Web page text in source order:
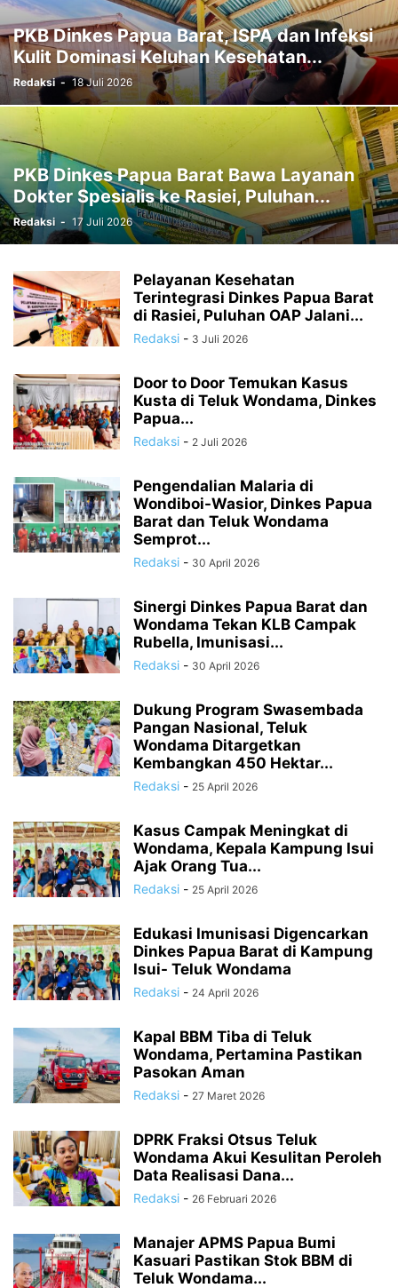
RELIGI SOCCER SORONG SORONG SELATAN SOSIAL
SPORTS STTP MANOKWARI SUARA DARI KAMPUNG SUPIORI
TAK BERKATEGORI TAMBRAUW TEKNOLOGI TELUK BINTUNI
TELUK WONDAMA TIMIKA VIDEO WAMENA
PKB Dinkes Papua Barat, ISPA dan Infeksi
Kulit Dominasi Keluhan Kesehatan...
Redaksi - 18 Juli 2026
PKB Dinkes Papua Barat Bawa Layanan
Dokter Spesialis ke Rasiei, Puluhan...
Redaksi - 17 Juli 2026
Pelayanan Kesehatan
Terintegrasi Dinkes Papua Barat
di Rasiei, Puluhan OAP Jalani...
Redaksi - 3 Juli 2026
Door to Door Temukan Kasus
Kusta di Teluk Wondama, Dinkes
Papua...
Redaksi - 2 Juli 2026
Pengendalian Malaria di
Wondiboi-Wasior, Dinkes Papua
Barat dan Teluk Wondama
Semprot...
Redaksi - 30 April 2026
Sinergi Dinkes Papua Barat dan
Wondama Tekan KLB Campak
Rubella, Imunisasi...
Redaksi - 30 April 2026
Dukung Program Swasembada
Pangan Nasional, Teluk
Wondama Ditargetkan
Kembangkan 450 Hektar...
Redaksi - 25 April 2026
Kasus Campak Meningkat di
Wondama, Kepala Kampung Isui
Ajak Orang Tua...
Redaksi - 25 April 2026
Edukasi Imunisasi Digencarkan
Dinkes Papua Barat di Kampung
Isui- Teluk Wondama
Redaksi - 24 April 2026
Kapal BBM Tiba di Teluk
Wondama, Pertamina Pastikan
Pasokan Aman
Redaksi - 27 Maret 2026
DPRK Fraksi Otsus Teluk
Wondama Akui Kesulitan Peroleh
Data Realisasi Dana...
Redaksi - 26 Februari 2026
Manajer APMS Papua Bumi
Kasuari Pastikan Stok BBM di
Teluk Wondama...